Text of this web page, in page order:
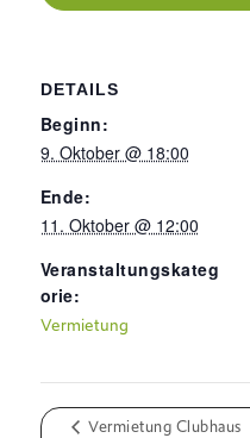
DETAILS
Beginn:
9. Oktober @ 18:00
Ende:
11. Oktober @ 12:00
Veranstaltungskateg
orie:
Vermietung
Vermietung Clubhaus